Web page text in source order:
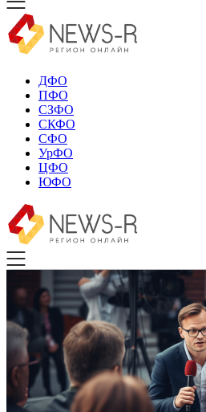
ДФО
ПФО
СЗФО
СКФО
СФО
УрФО
ЦФО
ЮФО